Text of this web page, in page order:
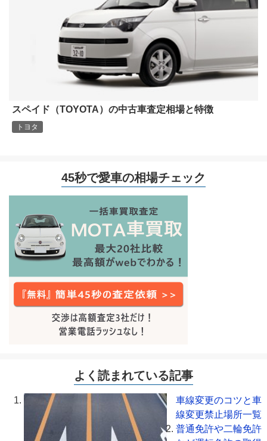
スペイド（TOYOTA）の中古車査定相場と特徴
トヨタ
45秒で愛車の相場チェック
よく読まれている記事
車線変更のコツと車
線変更禁止場所一覧
普通免許や二輪免許